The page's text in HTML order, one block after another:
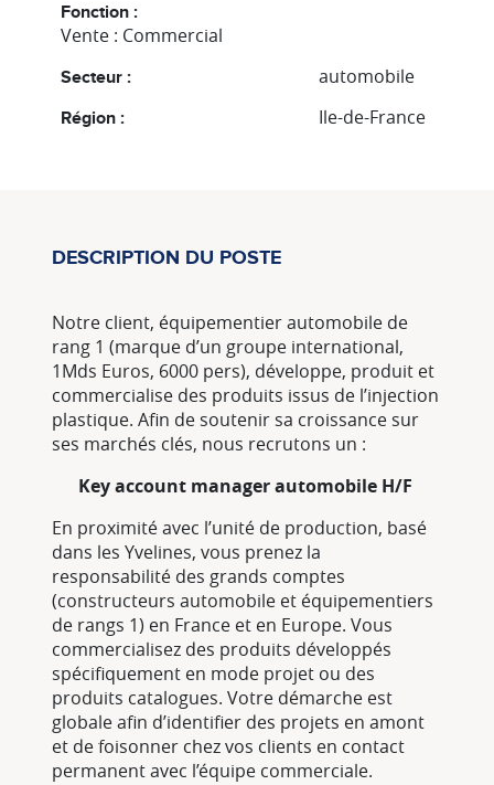
Fonction :
Vente : Commercial
Secteur : automobile
Région : Ile-de-France
DESCRIPTION DU POSTE
Notre client, équipementier automobile de
rang 1 (marque d’un groupe international,
1Mds Euros, 6000 pers), développe, produit et
commercialise des produits issus de l’injection
plastique. Afin de soutenir sa croissance sur
ses marchés clés, nous recrutons un :
Key account manager automobile H/F
En proximité avec l’unité de production, basé
dans les Yvelines, vous prenez la
responsabilité des grands comptes
(constructeurs automobile et équipementiers
de rangs 1) en France et en Europe. Vous
commercialisez des produits développés
spécifiquement en mode projet ou des
produits catalogues. Votre démarche est
globale afin d’identifier des projets en amont
et de foisonner chez vos clients en contact
permanent avec l’équipe commerciale.